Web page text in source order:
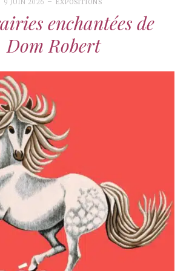
9 JUIN 2026 EXPOSITIONS
enchantées de
Dom Robert